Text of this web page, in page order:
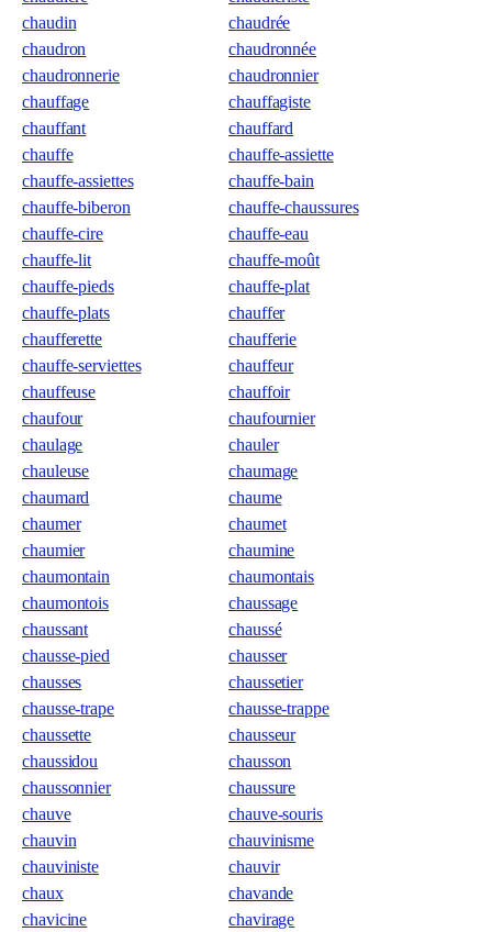
chaudin
chaudrée
chaudron
chaudronnée
chaudronnerie
chaudronnier
chauffage
chauffagiste
chauffant
chauffard
chauffe
chauffe-assiette
chauffe-assiettes
chauffe-bain
chauffe-biberon
chauffe-chaussures
chauffe-cire
chauffe-eau
chauffe-lit
chauffe-moût
chauffe-pieds
chauffe-plat
chauffe-plats
chauffer
chaufferette
chaufferie
chauffe-serviettes
chauffeur
chauffeuse
chauffoir
chaufour
chaufournier
chaulage
chauler
chauleuse
chaumage
chaumard
chaume
chaumer
chaumet
chaumier
chaumine
chaumontain
chaumontais
chaumontois
chaussage
chaussant
chaussé
chausse-pied
chausser
chausses
chaussetier
chausse-trape
chausse-trappe
chaussette
chausseur
chaussidou
chausson
chaussonnier
chaussure
chauve
chauve-souris
chauvin
chauvinisme
chauviniste
chauvir
chaux
chavande
chavicine
chavirage